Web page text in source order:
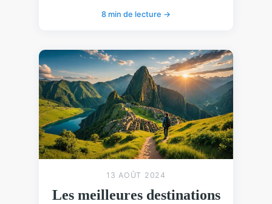
8 min de lecture →
13 AOÛT 2024
Les meilleures destinations